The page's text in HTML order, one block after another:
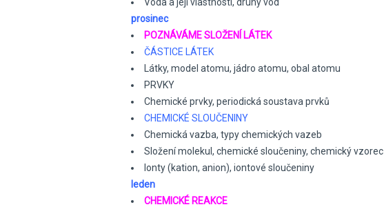
prosinec
POZNÁVÁME SLOŽENÍ LÁTEK
ČÁSTICE LÁTEK
Látky, model atomu, jádro atomu, obal atomu
PRVKY
Chemické prvky, periodická soustava prvků
CHEMICKÉ SLOUČENINY
Chemická vazba, typy chemických vazeb
Složení molekul, chemické sloučeniny, chemický vzorec
Ionty (kation, anion), iontové sloučeniny
leden
CHEMICKÉ REAKCE